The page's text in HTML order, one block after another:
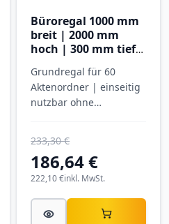
Büroregal 1000 mm
breit | 2000 mm
hoch | 300 mm tief |
Grundregal für 60
Aktenordner | einseitig
nutzbar ohne
186,64 €
233,30 €
inkl. MwSt.
222,10 €